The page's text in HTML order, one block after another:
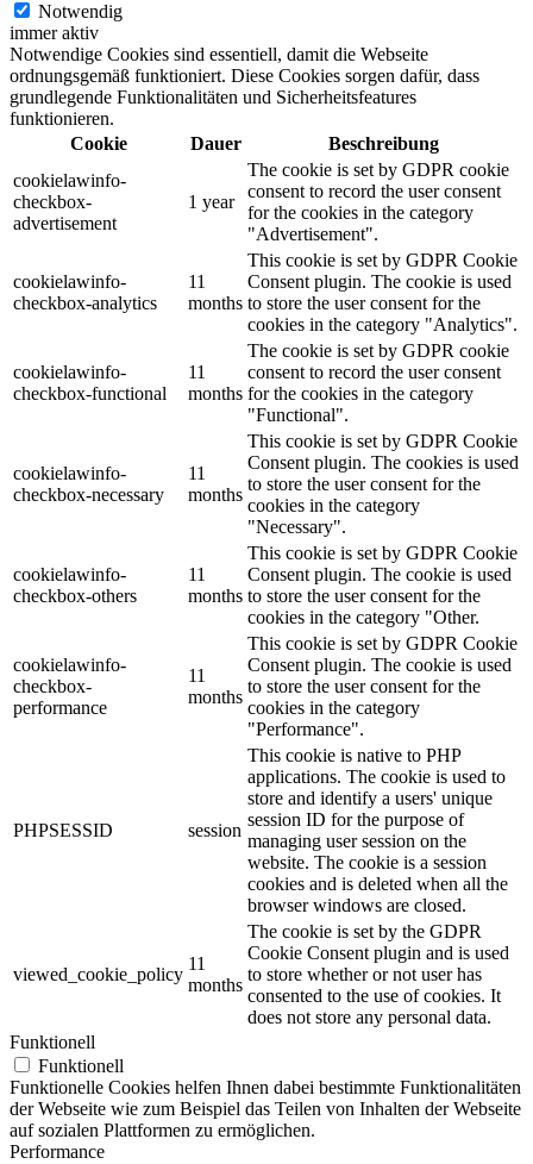
Notwendig
immer aktiv
Notwendige Cookies sind essentiell, damit die Webseite
ordnungsgemäß funktioniert. Diese Cookies sorgen dafür, dass
grundlegende Funktionalitäten und Sicherheitsfeatures
funktionieren.
Cookie
Dauer
Beschreibung
cookielawinfo-
checkbox-
advertisement
1 year
The cookie is set by GDPR cookie
consent to record the user consent
for the cookies in the category
"Advertisement".
cookielawinfo-
checkbox-analytics
11
months
This cookie is set by GDPR Cookie
Consent plugin. The cookie is used
to store the user consent for the
cookies in the category "Analytics".
cookielawinfo-
checkbox-functional
11
months
The cookie is set by GDPR cookie
consent to record the user consent
for the cookies in the category
"Functional".
cookielawinfo-
checkbox-necessary
11
months
This cookie is set by GDPR Cookie
Consent plugin. The cookies is used
to store the user consent for the
cookies in the category
"Necessary".
cookielawinfo-
checkbox-others
11
months
This cookie is set by GDPR Cookie
Consent plugin. The cookie is used
to store the user consent for the
cookies in the category "Other.
cookielawinfo-
checkbox-
performance
11
months
This cookie is set by GDPR Cookie
Consent plugin. The cookie is used
to store the user consent for the
cookies in the category
"Performance".
PHPSESSID session
This cookie is native to PHP
applications. The cookie is used to
store and identify a users' unique
session ID for the purpose of
managing user session on the
website. The cookie is a session
cookies and is deleted when all the
browser windows are closed.
viewed_cookie_policy
11
months
The cookie is set by the GDPR
Cookie Consent plugin and is used
to store whether or not user has
consented to the use of cookies. It
does not store any personal data.
Funktionell
Funktionell
Funktionelle Cookies helfen Ihnen dabei bestimmte Funktionalitäten
der Webseite wie zum Beispiel das Teilen von Inhalten der Webseite
auf sozialen Plattformen zu ermöglichen.
Performance